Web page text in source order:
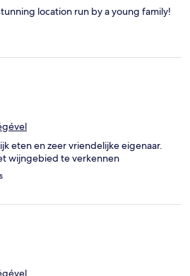
location run by a young family!
eten en zeer vriendelijke eigenaar.
wijngebied te verkennen